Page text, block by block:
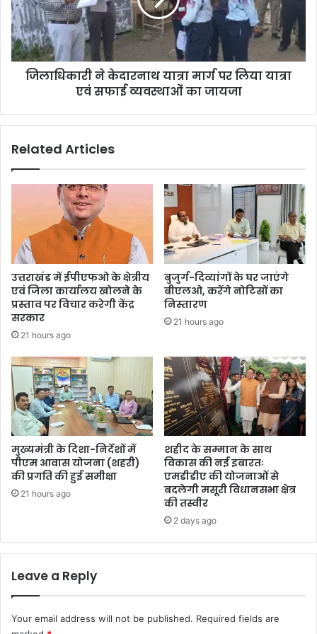
जिलाधिकारी ने केदारनाथ यात्रा मार्ग पर लिया यात्रा
एवं सफाई व्यवस्थाओं का जायजा
Related Articles
उत्तराखंड में ईपीएफओ के क्षेत्रीय
एवं जिला कार्यालय खोलने के
प्रस्ताव पर विचार करेगी केंद्र
सरकार
21 hours ago
बुजुर्ग-दिव्यांगों के घर जाएंगे
बीएलओ, करेंगे नोटिसों का
निस्तारण
21 hours ago
मुख्यमंत्री के दिशा-निर्देशों में
पीएम आवास योजना (शहरी)
की प्रगति की हुई समीक्षा
21 hours ago
शहीद के सम्मान के साथ
विकास की नई इबारतः
एमडीडीए की योजनाओं से
बदलेगी मसूरी विधानसभा क्षेत्र
की तस्वीर
2 days ago
Leave a Reply
Your email address will not be published. Required fields are